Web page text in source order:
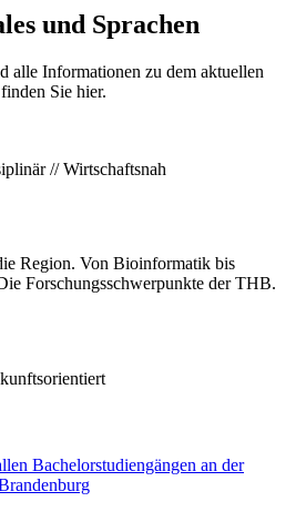
und Sprachen
alle Informationen zu dem aktuellen
Sie hier.
// Wirtschaftsnah
Region. Von Bioinformatik bis
Forschungsschwerpunkte der THB.